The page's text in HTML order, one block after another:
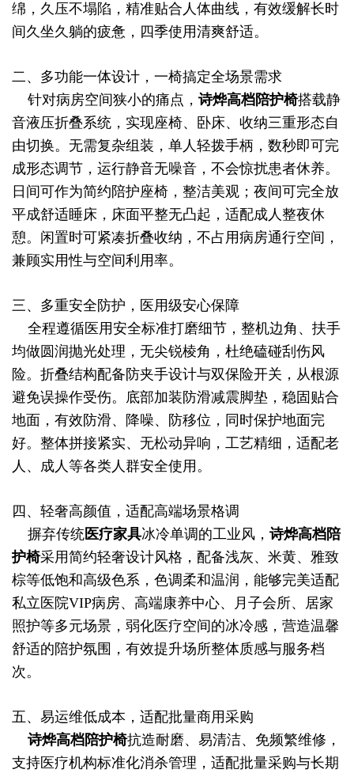
绵，久压不塌陷，精准贴合人体曲线，有效缓解长时
间久坐久躺的疲惫，四季使用清爽舒适。
二、多功能一体设计，一椅搞定全场景需求
针对病房空间狭小的痛点， 诗烨高档陪护椅搭载静
音液压折叠系统，实现座椅、卧床、收纳三重形态自
由切换。无需复杂组装，单人轻拨手柄，数秒即可完
成形态调节，运行静音无噪音，不会惊扰患者休养。
日间可作为简约陪护座椅，整洁美观；夜间可完全放
平成舒适睡床，床面平整无凸起，适配成人整夜休
憩。闲置时可紧凑折叠收纳，不占用病房通行空间，
兼顾实用性与空间利用率。
三、多重安全防护，医用级安心保障
全程遵循医用安全标准打磨细节，整机边角、扶手
均做圆润抛光处理，无尖锐棱角，杜绝磕碰刮伤风
险。折叠结构配备防夹手设计与双保险开关，从根源
避免误操作受伤。底部加装防滑减震脚垫，稳固贴合
地面，有效防滑、降噪、防移位，同时保护地面完
好。整体拼接紧实、无松动异响，工艺精细，适配老
人、成人等各类人群安全使用。
四、轻奢高颜值，适配高端场景格调
摒弃传统医疗家具冰冷单调的工业风， 诗烨高档陪
护椅采用简约轻奢设计风格，配备浅灰、米黄、雅致
棕等低饱和高级色系，色调柔和温润，能够完美适配
私立医院VIP病房、高端康养中心、月子会所、居家
照护等多元场景，弱化医疗空间的冰冷感，营造温馨
舒适的陪护氛围，有效提升场所整体质感与服务档
次。
五、易运维低成本，适配批量商用采购
诗烨高档陪护椅抗造耐磨、易清洁、免频繁维修，
支持医疗机构标准化消杀管理，适配批量采购与长期